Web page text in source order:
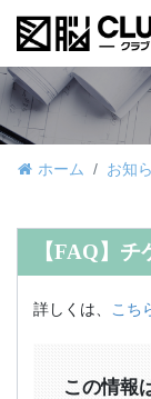
ホーム お知
【FAQ】
詳しくは、 こち
この情報